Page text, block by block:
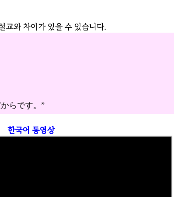
교와 차이가 있을 수 있습니다.
らです。”
한국어 동영상